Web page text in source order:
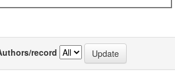
record